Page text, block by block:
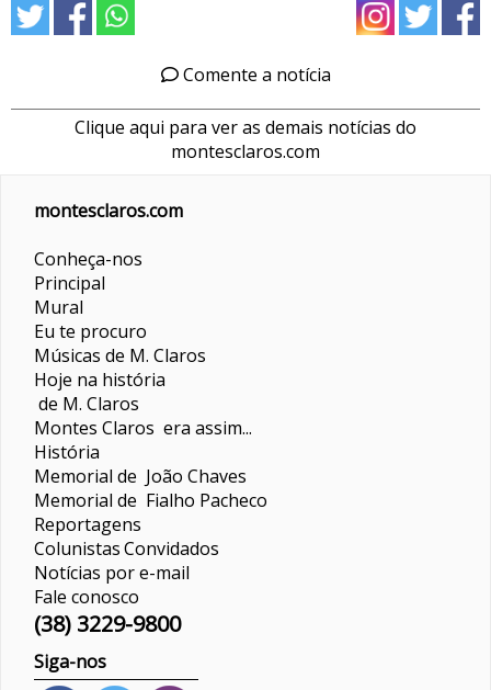
Comente a notícia
Clique aqui para ver as demais notícias do
montesclaros.com
montesclaros.com
Conheça-nos
Principal
Mural
Eu te procuro
Músicas de M. Claros
Hoje na história
de M. Claros
Montes Claros era assim...
História
Memorial de João Chaves
Memorial de Fialho Pacheco
Reportagens
ColunistasConvidados
Notícias por e-mail
Fale conosco
(38) 3229-9800
Siga-nos